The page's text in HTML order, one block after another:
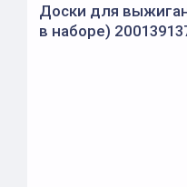
Доски для
в наборе)